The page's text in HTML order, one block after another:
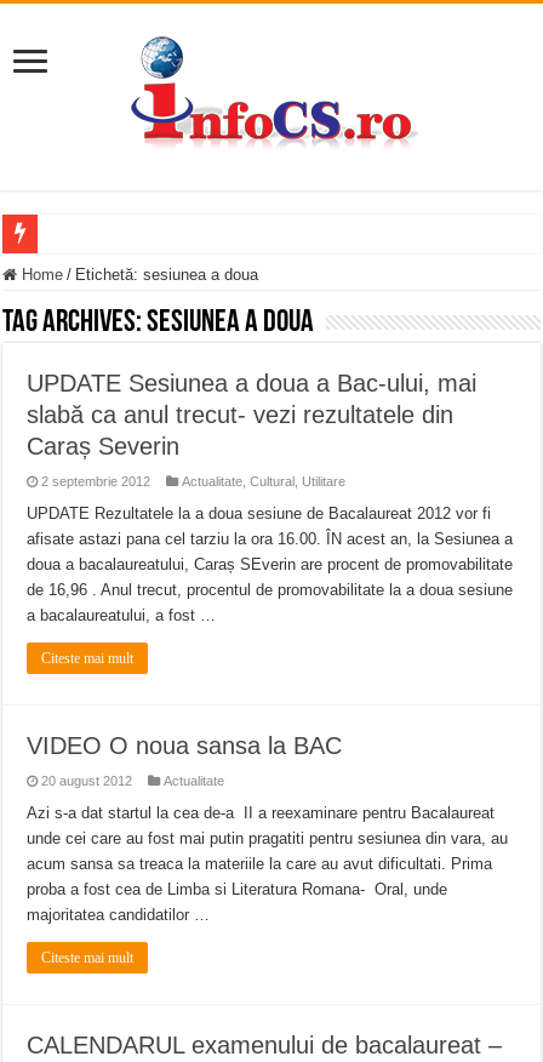
Furtuna și vijelia au lovit Valea Almăjului și zona Oravița – Cărbunari VIDEO
Întreruperi temporare ale furnizării apei potabile în Bocșa Română, în data de 6
Anunț important – Închidere temporară Podul de Piatră din Herculane
Ștrandul Termal Ring din Oravița – locul unde natura a ascuns un izvor de
ANUNȚ OPRIRE APĂ în Reșița – avarie – 04.08.2026 – str. Văliugului și
ANUNŢ OPRIRE APĂ în CARANSEBEȘ – 04.08.2026 – avarie – Calea
ANUNŢ OPRIRE APĂ în CARANSEBEȘ avarie
ANUNȚ OPRIRE APĂ în Reșița, cartier Țerova – avarie – 04.08.2026
Home / Etichetă:sesiunea a doua
Tag Archives:sesiunea a doua
UPDATE Sesiunea a doua a Bac-ului, mai
slabă ca anul trecut- vezi rezultatele din
Caraș Severin
2 septembrie 2012 Actualitate ,Cultural Utilitare
UPDATE Rezultatele la a doua sesiune de Bacalaureat 2012 vor fi
afisate astazi pana cel tarziu la ora 16.00. ÎN acest an, la Sesiunea a
doua a bacalaureatului, Caraș SEverin are procent de promovabilitate
de 16,96 . Anul trecut, procentul de promovabilitate la a doua sesiune
a bacalaureatului, a fost …
Citeste mai mult
VIDEO O noua sansa la BAC
20 august 2012 Actualitate
Azi s-a dat startul la cea de-a II a reexaminare pentru Bacalaureat
unde cei care au fost mai putin pragatiti pentru sesiunea din vara, au
acum sansa sa treaca la materiile la care au avut dificultati. Prima
proba a fost cea de Limba si Literatura Romana- Oral, unde
majoritatea candidatilor …
Citeste mai mult
CALENDARUL examenului de bacalaureat –